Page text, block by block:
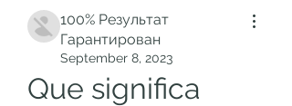
100% Результат
Гарантирован
September 8, 2023
Que significa